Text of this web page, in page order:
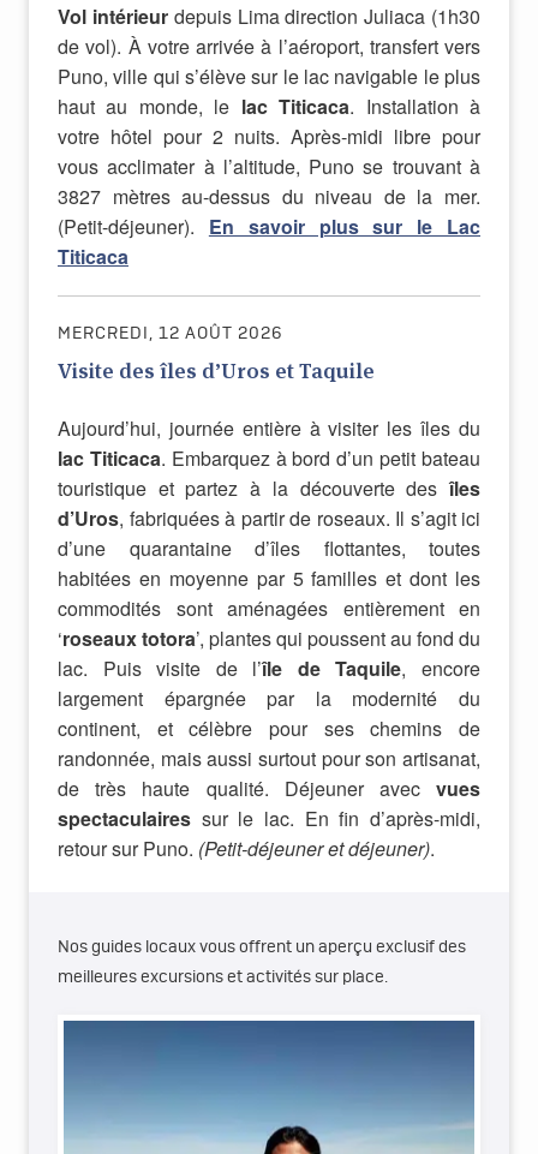
Vol intérieur depuis Lima direction Juliaca (1h30
de vol). À votre arrivée à l’aéroport, transfert vers
Puno, ville qui s’élève sur le lac navigable le plus
haut au monde, le lac Titicaca. Installation à
votre hôtel pour 2 nuits. Après-midi libre pour
vous acclimater à l’altitude, Puno se trouvant à
3827 mètres au-dessus du niveau de la mer.
(Petit-déjeuner).
En savoir plus sur le Lac
Titicaca
MERCREDI, 12 AOÛT 2026
Visite des îles d’Uros et Taquile
Aujourd’hui, journée entière à visiter les îles du
lac Titicaca. Embarquez à bord d’un petit bateau
touristique et partez à la découverte des îles
d’Uros, fabriquées à partir de roseaux. Il s’agit ici
d’une quarantaine d’îles flottantes, toutes
habitées en moyenne par 5 familles et dont les
commodités sont aménagées entièrement en
‘roseaux totora’, plantes qui poussent au fond du
lac. Puis visite de l’île de Taquile, encore
largement épargnée par la modernité du
continent, et célèbre pour ses chemins de
randonnée, mais aussi surtout pour son artisanat,
de très haute qualité. Déjeuner avec vues
spectaculaires sur le lac. En fin d’après-midi,
retour sur Puno. (Petit-déjeuner et déjeuner).
Nos guides locaux vous offrent un aperçu exclusif des
meilleures excursions et activités sur place.